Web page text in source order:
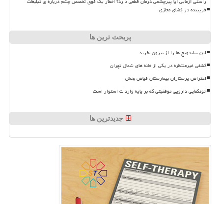
فریبنده در فضای مجازی
پربحث ترین ها
این ساندویچ ها را از بیرون نخرید
کشفی غیرمنتظره در یکی از خانه های شمال تهران
اعتراض پرستاران بیمارستان فیاض بخش
خودکفایی دارویی موفقیتی که بر پایه واردات استوار است
جدیدترین ها